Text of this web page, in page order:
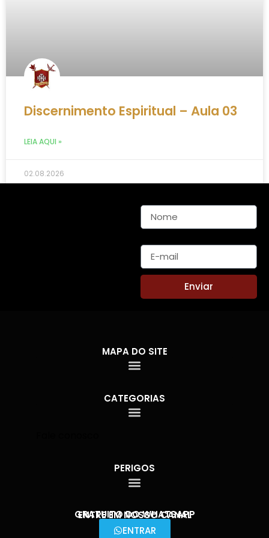
Discernimento Espiritual – Aula 03
LEIA AQUI »
02.08.2026
Enviar
MAPA DO SITE
CATEGORIAS
PERIGOS
ENTRE EM NOSSO CANAL
GRATUITO DO WHATSAPP
ENTRAR